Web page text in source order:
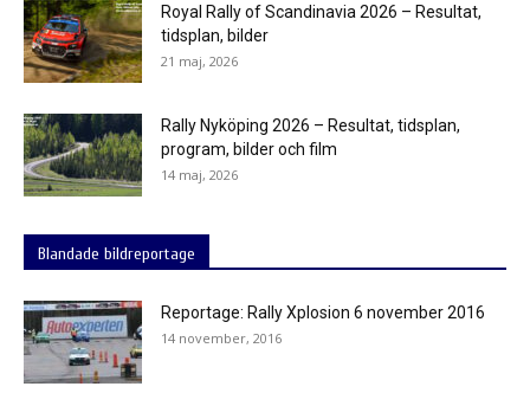
Royal Rally of Scandinavia 2026 – Resultat,
tidsplan, bilder
21 maj, 2026
Rally Nyköping 2026 – Resultat, tidsplan,
program, bilder och film
14 maj, 2026
Blandade bildreportage
Reportage: Rally Xplosion 6 november 2016
14 november, 2016